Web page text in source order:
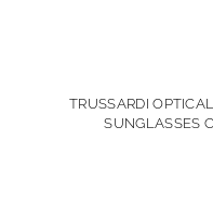
TRUSSARDI
SUNGLASSES